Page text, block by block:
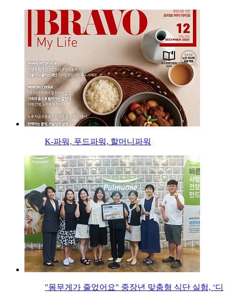
K-파워, 푸드파워, 할머니파워
"몸무게가 줄었어요" 중장년 맞춤형 식단 실험, ‘디